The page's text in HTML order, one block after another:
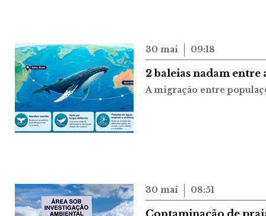
30 mai 09:18
2 baleias nadam entre
A migração entre
30 mai 08:51